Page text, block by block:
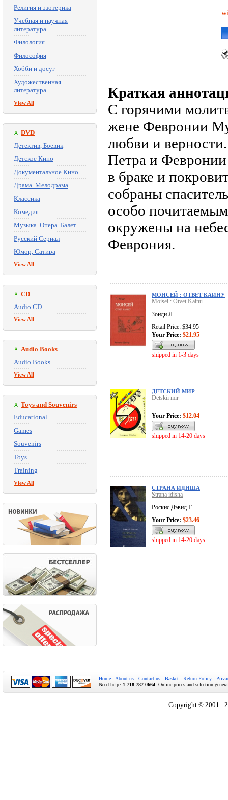
Религия и эзотерика
Учебная и научная
литература
Филология
Философия
Хобби и досуг
Художественная
литература
View All
DVD
Детектив, Боевик
Детское Кино
Документальное Кино
Драма. Мелодрама
Классика
Комедия
Музыка. Опера. Балет
Русский Сериал
Юмор, Сатира
View All
CD
Audio CD
View All
Audio Books
Audio Books
View All
Toys and Souvenirs
Educational
Games
Souvenirs
Toys
Training
View All
Краткая
С горячими
жене Февронии
любви и
Петра и Февронии
в браке и
собраны
особо
окружены на
Феврония.
МОИСЕЙ : ОТВЕТ КАИНУ
Moisei : Otvet Kainu
Зонди Л.
Retail Price: $34.95
Your Price: $21.95
shipped in 1-3 days
ДЕТСКИЙ МИР
Detskii mir
Your Price: $12.04
shipped in 14-20 days
СТРАНА ИДИША
Strana idisha
Роскис Дэвид Г.
Your Price: $23.46
shipped in 14-20 days
Home About us Contact us Basket Return Policy
Need help? 1-718-787-0664 . Online prices and selection
Copyright © 2001 -